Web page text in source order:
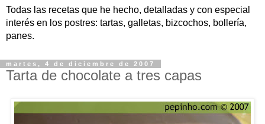
Todas las recetas que he hecho, detalladas y con especial
interés en los postres: tartas, galletas, bizcochos, bollería,
panes.
martes, 4 de diciembre de 2007
Tarta de chocolate a tres capas